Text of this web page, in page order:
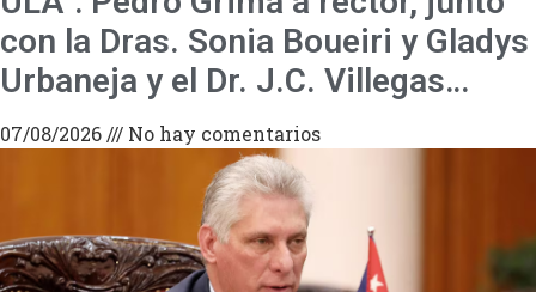
con la Dras. Sonia Boueiri y Gladys
Urbaneja y el Dr. J.C. Villegas…
07/08/2026 No hay comentarios